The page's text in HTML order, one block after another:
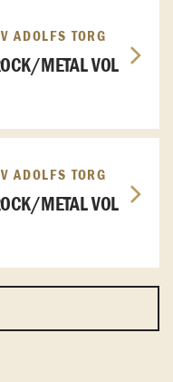
ADOLFS TORG
METAL VOL
ADOLFS TORG
METAL VOL